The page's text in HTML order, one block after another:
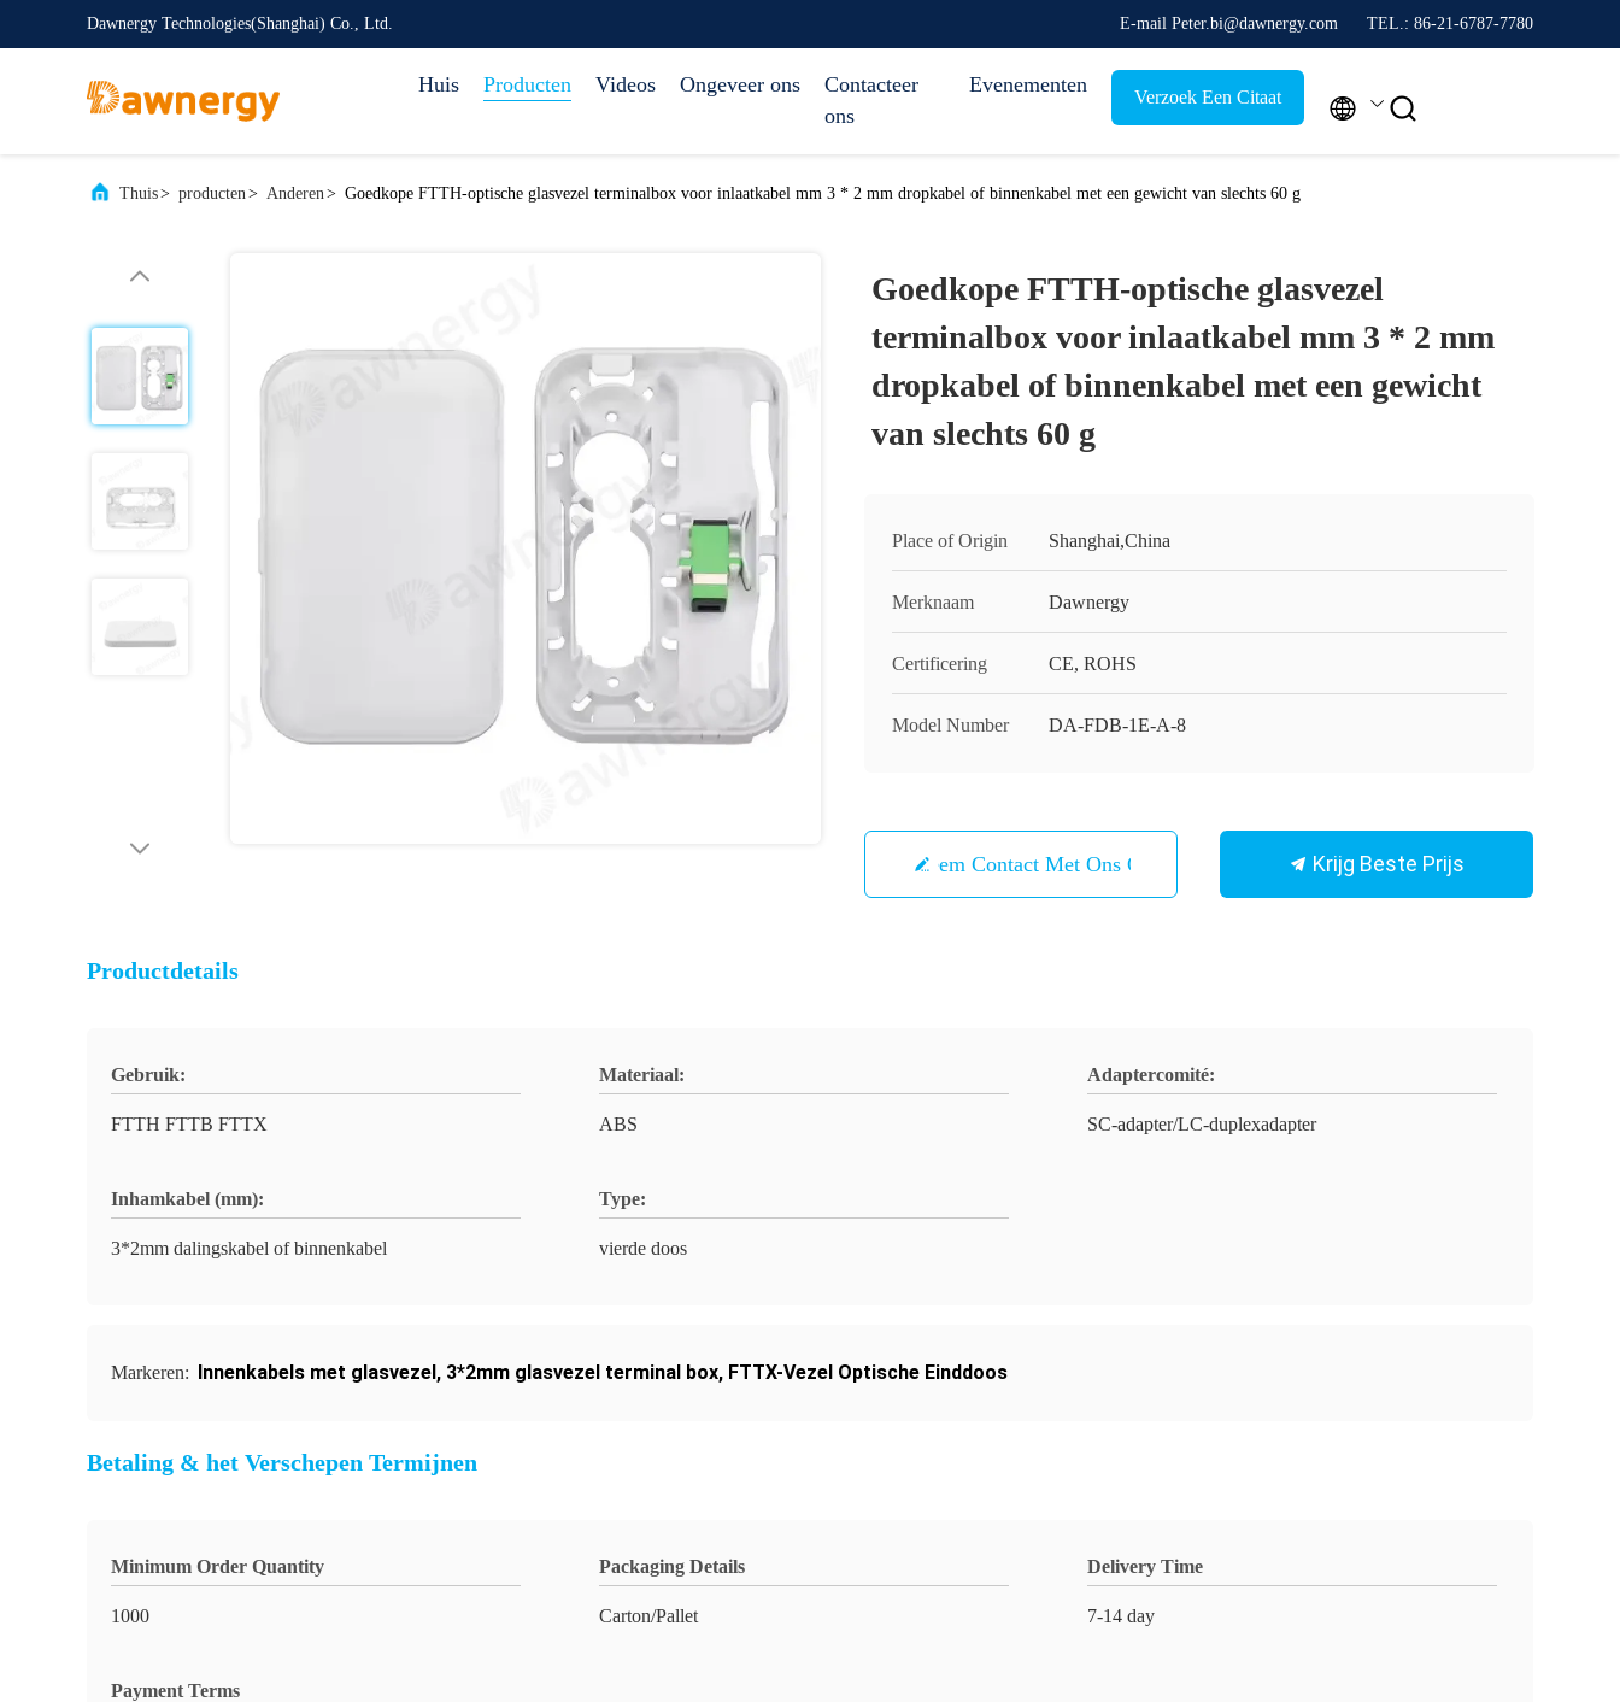
Dawnergy Technologies(Shanghai) Co., Ltd. E-mail Peter.bi@dawnergy.com TEL.: 86-21-6787-7780
Huis Producten Videos Ongeveer ons
Contacteer
ons
Evenementen
Verzoek Een Citaat  
Thuis> producten> Anderen> Goedkope FTTH-optische glasvezel terminalbox voor inlaatkabel mm 3 * 2 mm dropkabel of binnenkabel met een gewicht van slechts 60 g
Goedkope FTTH-optische glasvezel
terminalbox voor inlaatkabel mm 3 * 2 mm
dropkabel of binnenkabel met een gewicht
van slechts 60 g
Place of Origin Shanghai,China
Merknaam Dawnergy
Certificering CE, ROHS
Model Number DA-FDB-1E-A-8
Neem Contact Met Ons Op Krijg Beste Prijs
Productdetails
Gebruik:
FTTH FTTB FTTX
Materiaal:
ABS
Adaptercomité:
SC-adapter/LC-duplexadapter
Inhamkabel (mm):
3*2mm dalingskabel of binnenkabel
Type:
vierde doos
Markeren: Innenkabels met glasvezel, 3*2mm glasvezel terminal box, FTTX-Vezel Optische Einddoos
Betaling & het Verschepen Termijnen
Minimum Order Quantity
1000
Packaging Details
Carton/Pallet
Delivery Time
7-14 day
Payment Terms